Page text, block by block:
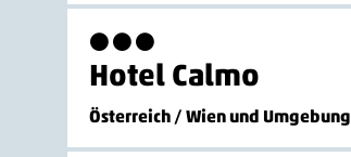
Hotel Calmo
Österreich / Wien und Umgebung